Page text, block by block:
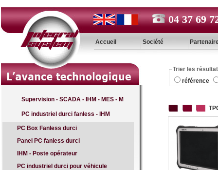
04 37 69
Trier les
référence
Accueil Société
Supervision - SCADA - IHM - MES - M
PC industriel durci fanless - IHM
PC Box Fanless durci
Panel PC fanless durci
IHM - Poste opérateur
PC industriel durci pour véhicule